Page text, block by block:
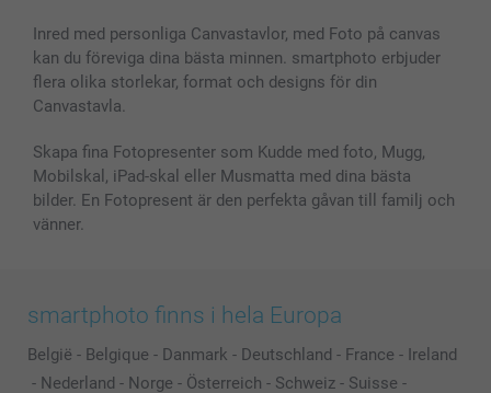
Fotoramar & Tillbehör
Presentkort
Alla fotoprodukter
Inred med personliga Canvastavlor, med Foto på canvas
kan du föreviga dina bästa minnen. smartphoto erbjuder
flera olika storlekar, format och designs för din
Canvastavla.
Skapa fina Fotopresenter som Kudde med foto, Mugg,
Mobilskal, iPad-skal eller Musmatta med dina bästa
bilder. En Fotopresent är den perfekta gåvan till familj och
vänner.
smartphoto finns i hela Europa
België - Belgique - Danmark - Deutschland - France - Ireland
- Nederland - Norge - Österreich - Schweiz - Suisse -